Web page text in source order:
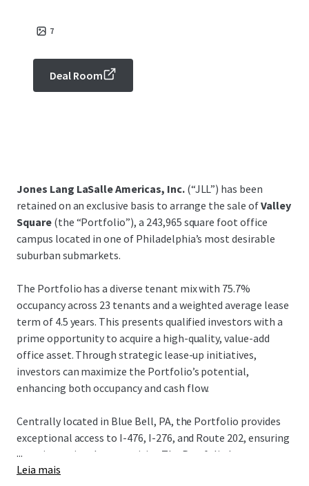
7
Deal Room
Jones Lang LaSalle Americas, Inc.(“JLL”) has been
retained on an exclusive basis to arrange the sale ofValley
Square(the “Portfolio”), a 243,965 square foot office
campus located in one of Philadelphia’s most desirable
suburban submarkets.
The Portfolio has a diverse tenant mix with 75.7%
occupancy across 23 tenants and a weighted average lease
term of 4.5 years. This presents qualified investors with a
prime opportunity to acquire a high-quality, value-add
office asset. Through strategic lease-up initiatives,
investors can maximize the Portfolio’s potential,
enhancing both occupancy and cash flow.
Centrally located in Blue Bell, PA, the Portfolio provides
exceptional access to I-476, I-276, and Route 202, ensuring
superior regional connectivity. The Portfolio has
outstanding accessibility and nearby amenities such as the
...
Leia mais